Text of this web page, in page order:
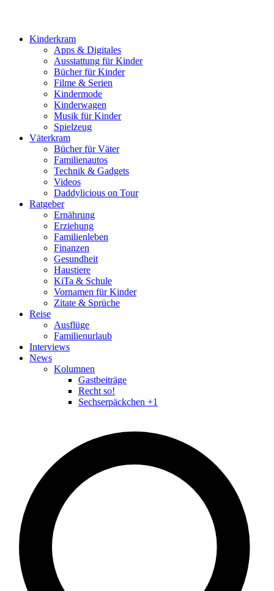
Kinderkram
Apps & Digitales
Ausstattung für Kinder
Bücher für Kinder
Filme & Serien
Kindermode
Kinderwagen
Musik für Kinder
Spielzeug
Väterkram
Bücher für Väter
Familienautos
Technik & Gadgets
Videos
Daddylicious on Tour
Ratgeber
Ernährung
Erziehung
Familienleben
Finanzen
Gesundheit
Haustiere
KiTa & Schule
Vornamen für Kinder
Zitate & Sprüche
Reise
Ausflüge
Familienurlaub
Interviews
News
Kolumnen
Gastbeiträge
Recht so!
Sechserpäckchen +1